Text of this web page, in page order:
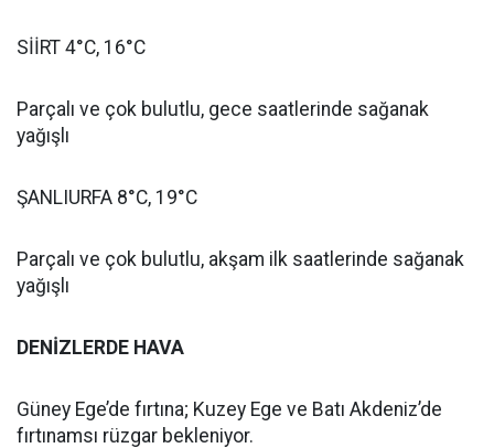
SİİRT 4°C, 16°C
Parçalı ve çok bulutlu, gece saatlerinde sağanak
yağışlı
ŞANLIURFA 8°C, 19°C
Parçalı ve çok bulutlu, akşam ilk saatlerinde sağanak
yağışlı
DENİZLERDE HAVA
Güney Ege’de fırtına; Kuzey Ege ve Batı Akdeniz’de
fırtınamsı rüzgar bekleniyor.